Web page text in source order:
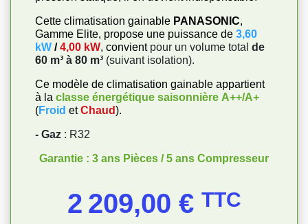
Cette climatisation gainable PANASONIC,
Gamme Elite, propose une puissance de 3,60
kW /4,00 kW, convientpour un volume total de
60 m³ à 80 m³ (suivant isolation).
Ce modèle de climatisation gainable appartient
à la classe énergétique saisonnière A++/A+
(Froid et Chaud).
- Gaz : R32
Garantie : 3 ans Pièces / 5 ans Compresseur
2 209,00 € TTC